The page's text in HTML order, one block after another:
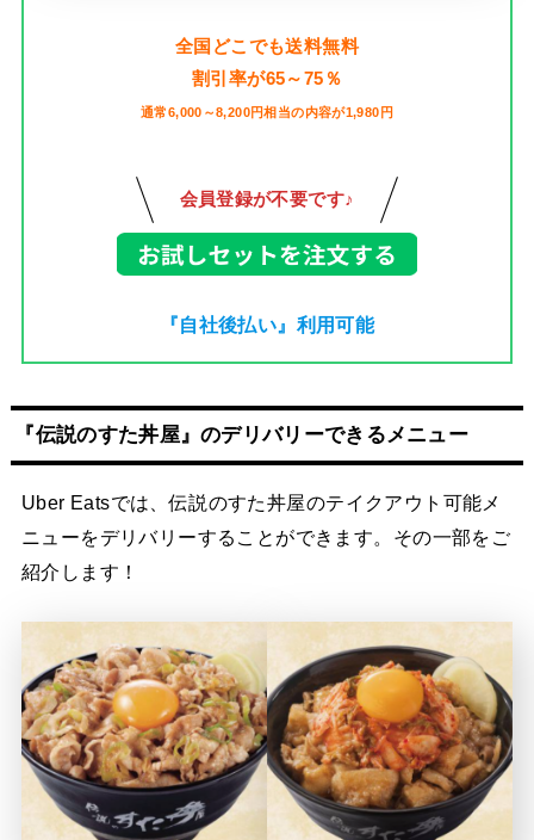
全国どこでも送料無料
割引率が65～75％
通常6,000～8,200円相当の内容が1,980円
会員登録が不要です♪
『自社後払い』利用可能
『伝説のすた丼屋』のデリバリーできるメニュー
Uber Eatsでは、伝説のすた丼屋のテイクアウト可能メ
ニューをデリバリーすることができます。その一部をご
紹介します！